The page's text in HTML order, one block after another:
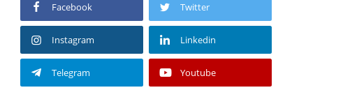
Facebook Twitter
Instagram Linkedin
Telegram Youtube